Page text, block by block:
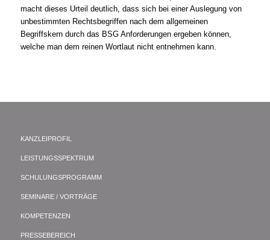
macht dieses Urteil deutlich, dass sich bei einer Auslegung von
unbestimmten Rechtsbegriffen nach dem allgemeinen
Begriffskern durch das BSG Anforderungen ergeben können,
welche man dem reinen Wortlaut nicht entnehmen kann.
KANZLEIPROFIL
LEISTUNGSSPEKTRUM
SCHULUNGSPROGRAMM
SEMINARE / VORTRÄGE
KOMPETENZEN
PRESSEBEREICH